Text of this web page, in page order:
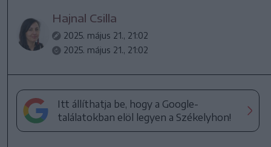
Hajnal Csilla
2025. május 21., 21:02
2025. május 21., 21:02
Itt állíthatja be, hogy a Google-
találatokban elöl legyen a Székelyhon!